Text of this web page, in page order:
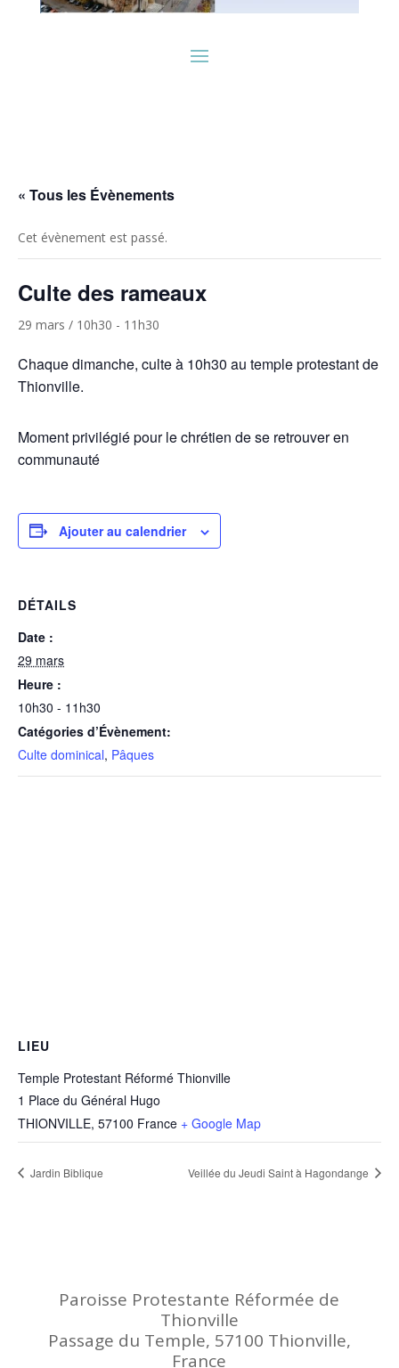
« Tous les Évènements
Cet évènement est passé.
Culte des rameaux
29 mars / 10h30 - 11h30
Chaque dimanche, culte à 10h30 au temple protestant de
Thionville.
Moment privilégié pour le chrétien de se retrouver en
communauté
Ajouter au calendrier
DÉTAILS
Date :
29 mars
Heure :
10h30 - 11h30
Catégories d’Évènement:
Culte dominical, Pâques
LIEU
Temple Protestant Réformé Thionville
1 Place du Général Hugo
THIONVILLE, 57100 France + Google Map
Jardin Biblique Veillée du Jeudi Saint à Hagondange
Paroisse Protestante Réformée de
Thionville
Passage du Temple, 57100 Thionville,
France